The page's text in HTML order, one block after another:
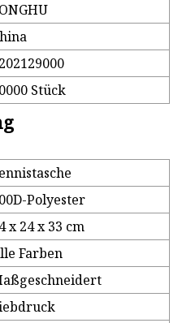
Stück
Polyester
x 24 x 33 cm
Farben